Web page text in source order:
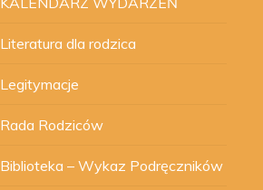
Literatura dla rodzica
Legitymacje
Rada Rodziców
Biblioteka – Wykaz Podręczników